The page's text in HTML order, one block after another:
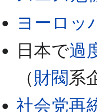
ヨーロッ
日本で過
（財閥系
社会党再